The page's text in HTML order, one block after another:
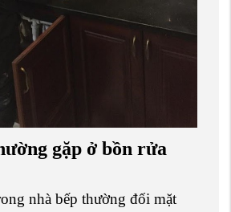
gặp ở bồn rửa
nhà bếp thường đối mặt